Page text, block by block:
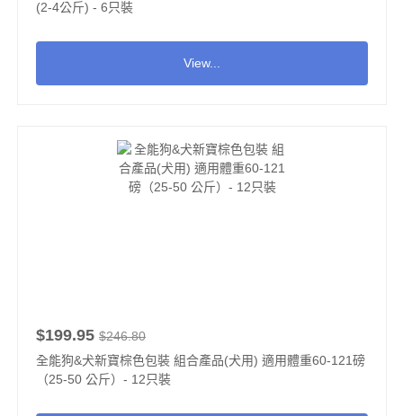
(2-4公斤) - 6只裝
View...
$199.95 $246.80
全能狗&犬新寶棕色包裝 組合產品(犬用) 適用體重60-121磅
（25-50 公斤）- 12只裝